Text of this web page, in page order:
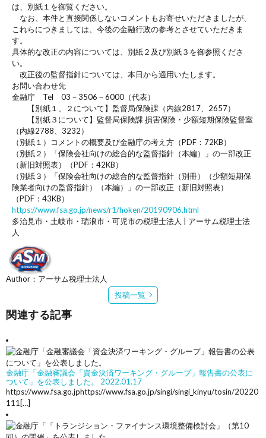
は、別紙１を御覧ください。
なお、本件と直接関係しないコメントもお寄せいただきましたが、
これらにつきましては、今後の金融行政の参考とさせていただきま
す。
具体的な改正の内容については、別紙２及び別紙３を御参照くださ
い。
改正後の監督指針については、本日から適用いたします。
お問い合わせ先
金融庁 Tel 03－3506－6000（代表）
【別紙１、２について】監督局保険課（内線2817、2657）
【別紙３について】監督局保険課 損害保険・少額短期保険監督室
（内線2788、3232）
（別紙１）コメントの概要及び金融庁の考え方（PDF：72KB）
（別紙２）「保険会社向けの総合的な監督指針（本編）」の一部改正
（新旧対照表）（PDF：42KB）
（別紙３）「保険会社向けの総合的な監督指針（別冊）（少額短期保
険業者向けの監督指針）（本編）」の一部改正（新旧対照表）
（PDF：43KB）
https://www.fsa.go.jp/news/r1/hoken/20190906.html
多治見市・土岐市・瑞浪市・可児市の税理士法人 | アーサム税理士法
人
Author：アーサム税理士法人
投稿一覧
関連する記事
金融庁「金融審議会「資金決済ワーキング・グループ」報告書の公表に
ついて」を公表しました。
2022.01.17
https://www.fsa.go.jphttps://www.fsa.go.jp/singi/singi_kinyu/tosin/20220
111[…]